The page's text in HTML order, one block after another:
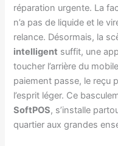
réparation urgente. La
n’a pas de liquide et le
relance. Désormais, la
intelligent suffit, une
toucher l’arrière du
paiement passe, le reçu
l’esprit léger. Ce
SoftPOS, s’installe
quartier aux grandes